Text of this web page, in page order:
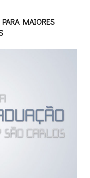
MAIORES